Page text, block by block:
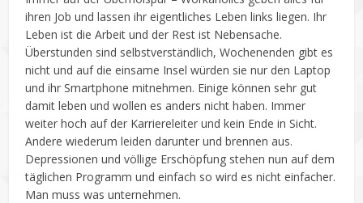
ihren Job und lassen ihr eigentliches Leben links liegen. Ihr
Leben ist die Arbeit und der Rest ist Nebensache.
Überstunden sind selbstverständlich, Wochenenden gibt es
nicht und auf die einsame Insel würden sie nur den Laptop
und ihr Smartphone mitnehmen. Einige können sehr gut
damit leben und wollen es anders nicht haben. Immer
weiter hoch auf der Karriereleiter und kein Ende in Sicht.
Andere wiederum leiden darunter und brennen aus.
Depressionen und völlige Erschöpfung stehen nun auf dem
täglichen Programm und einfach so wird es nicht einfacher.
Man muss was unternehmen.